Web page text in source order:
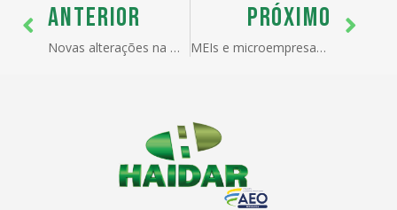
ANTERIOR
Novas alterações na NCM/TEC devem ser publicadas
PRÓXIMO
MEIs e microempresas puxam recorde de importadoras e exportadoras no Brasil